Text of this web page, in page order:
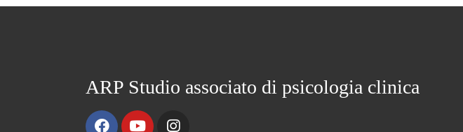
ARP Studio associato di psicologia clinica